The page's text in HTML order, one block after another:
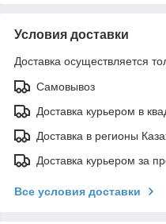
Условия доставки
Доставка осуществляется
Самовывоз
Доставка курьером в
Доставка в регионы
Доставка курьером за
Все условия доставки